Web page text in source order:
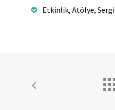
Etkinlik, Atölye, Sergi